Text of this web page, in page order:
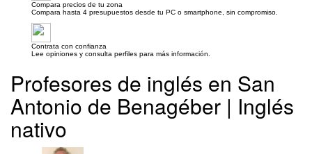
Compara precios de tu zona
Compara hasta 4 presupuestos desde tu PC o smartphone, sin compromiso.
Contrata con confianza
Lee opiniones y consulta perfiles para más información.
Profesores de inglés en San
Antonio de Benagéber | Inglés
nativo